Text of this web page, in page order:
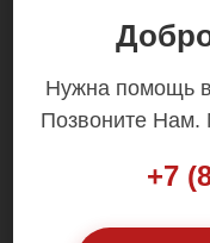
Нужна помощь
Позвоните
+7